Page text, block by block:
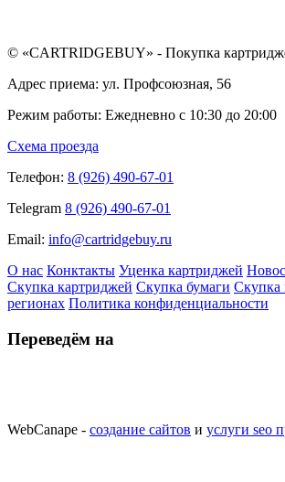
© «CARTRIDGEBUY» - Покупка
Адрес приема: ул. Профсоюзная, 56
Режим работы: Ежедневно с 10:30 до 20:00
Схема проезда
Телефон: 8 (926) 490-67-01
Telegram 8 (926) 490-67-01
Email: info@cartridgebuy.ru
О нас Конктакты Уценка картриджей
Скупка картриджей Скупка бумаги Скупка
регионах Политика конфиденциальности
Переведём на
WebCanape - создание сайтов и услуги seo